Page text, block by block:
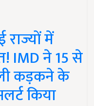
में
IMD ने 15 से
कड़कने के
किया